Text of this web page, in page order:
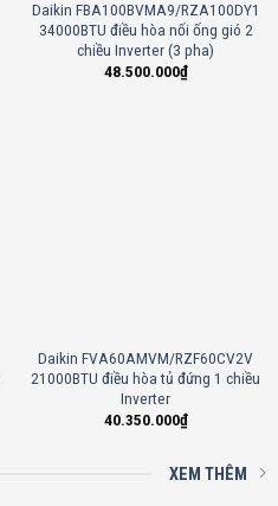
Daikin FBA100BVMA9/RZA100DY1
34000BTU điều hòa nối ống gió 2
chiều Inverter (3 pha)
48.500.000₫
Daikin FVA60AMVM/RZF60CV2V
21000BTU điều hòa tủ đứng 1 chiều
Inverter
40.350.000₫
XEM THÊM